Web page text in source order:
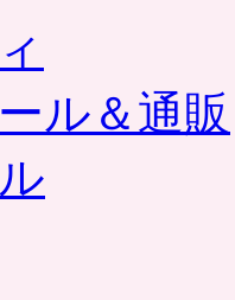
ル＆通販